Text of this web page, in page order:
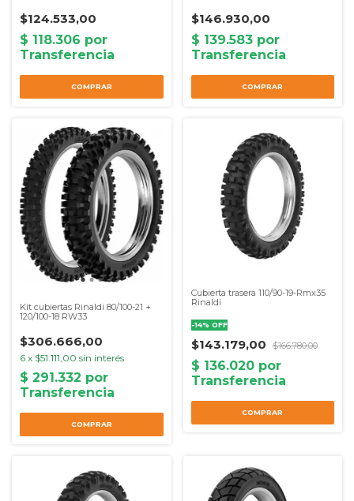
$124.533,00
COMPRAR
$146.930,00
COMPRAR
Kit cubiertas Rinaldi 80/100-21 +
120/100-18 RW33
$306.666,00
6 x $51.111,00 sin interés
COMPRAR
Cubierta trasera 110/90-19-Rmx35
Rinaldi
-14% OFF
$143.179,00 $166.780,00
COMPRAR